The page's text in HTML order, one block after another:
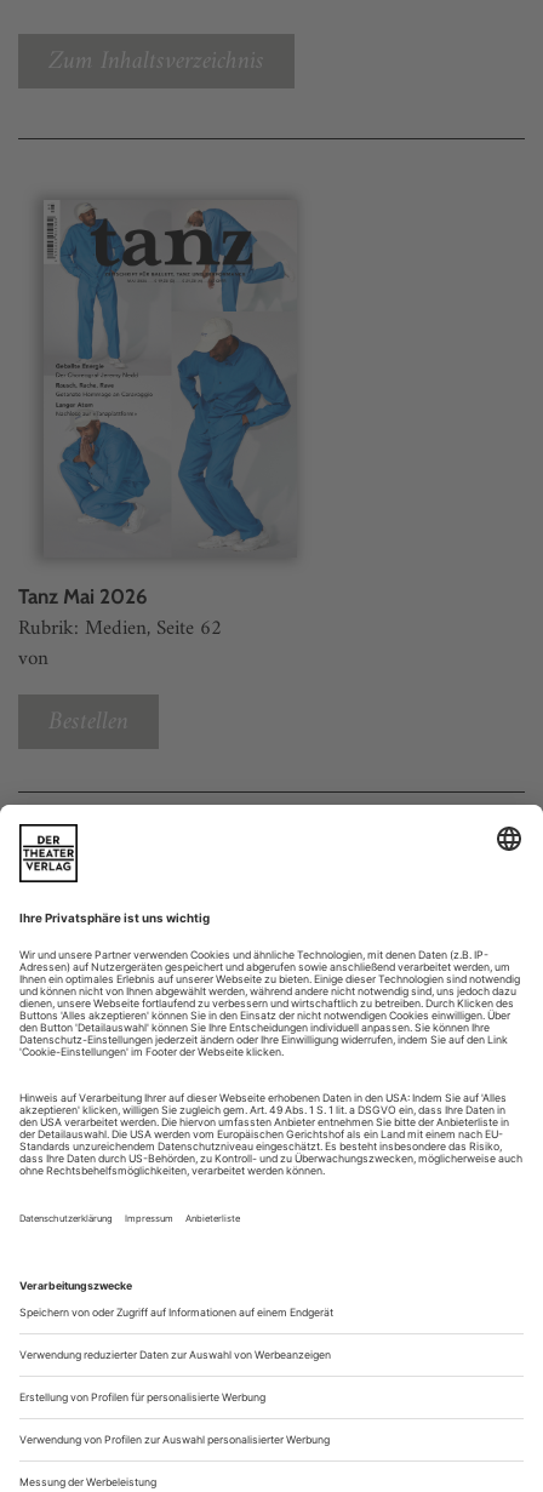
Zum Inhaltsverzeichnis
Tanz Mai 2026
Rubrik: Medien, Seite 62
von
Bestellen
Weitere Beiträge
Highlights 5/26
Utrecht
SPRING PERFORMING ARTS FESTIVAL
Der Titel des Festivals verweist einerseits natürlich auf den
Frühling (dessen Frische im Mai freilich schon langsam in die
Hitze des Sommers übergeht), andererseits aber auch in
Tage «Spring» im niederländischen Utrecht wollen
konsequent die Avantgarde abbilden....
Freiburg
den Bühnenraum des Théâtre National Wallonie-Bruxelles.
Zwischen Holzspänen, Baumstümpfen, den Spuren von
gerodeten Wäldern, entfaltet der kamerunische Choreograf
Zora Snake seine neue Arbeit «Combat des Lianes». Man
erkundet die Bühne: die massiven Holzstümpfe verbreiten
einen süßlichen Duft. Es erklingen...